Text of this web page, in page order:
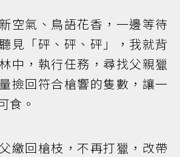
空氣、鳥語花香，一邊等待
見「砰、砰、砰」，我就背
中，執行任務，尋找父親獵
撿回符合槍響的隻數，讓一
食。
繳回槍枝，不再打獵，改帶